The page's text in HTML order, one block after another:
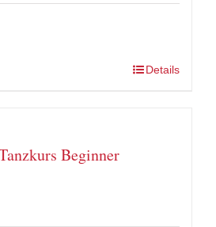
war:
ist:
Details
Beginner